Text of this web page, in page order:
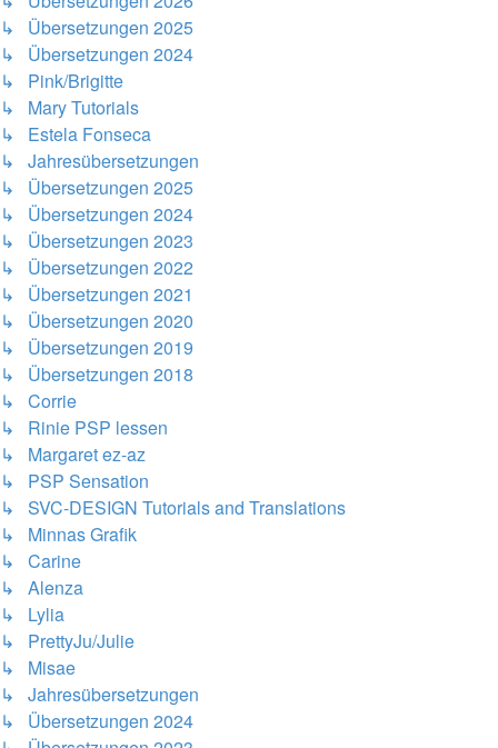
↳ Übersetzungen 2025
↳ Übersetzungen 2024
↳ Pink/Brigitte
↳ Mary Tutorials
↳ Estela Fonseca
↳ Jahresübersetzungen
↳ Übersetzungen 2025
↳ Übersetzungen 2024
↳ Übersetzungen 2023
↳ Übersetzungen 2022
↳ Übersetzungen 2021
↳ Übersetzungen 2020
↳ Übersetzungen 2019
↳ Übersetzungen 2018
↳ Corrie
↳ Rinie PSP lessen
↳ Margaret ez-az
↳ PSP Sensation
↳ SVC-DESIGN Tutorials and Translations
↳ Minnas Grafik
↳ Carine
↳ Alenza
↳ Lylia
↳ PrettyJu/Julie
↳ Misae
↳ Jahresübersetzungen
↳ Übersetzungen 2024